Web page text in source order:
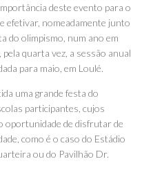
deste evento para o
efetivar, nomeadamente junto
do olimpismo, num ano em
quarta vez, a sessão anual
para maio, em Loulé.
uma grande festa do
participantes, cujos
oportunidade de disfrutar de
como é o caso do Estádio
ou do Pavilhão Dr.